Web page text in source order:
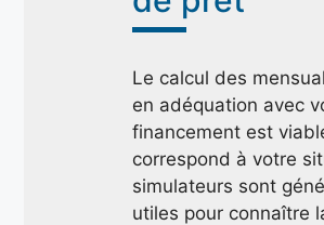
Le calcul des
en adéquation avec
financement est
correspond à votre
simulateurs sont
utiles pour connaître